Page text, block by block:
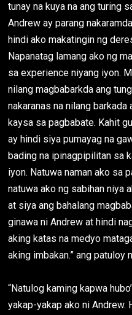
tunay na kuya na ang turing
Andrew ay parang
hindi ako makatingin ng
Napanatag lamang ako ng
sa experience niyang iyon.
nilang magbabarkda ang
nakaranas na nilang
kaysa sa pagbabate. Kahit
ay hindi siya pumayag na
bading na ipinagpipilitan sa
iyon. Natuwa naman ako sa
natuwa ako ng sabihan niya
at siya ang bahalang
ginawa ni Andrew at hindi
aking katas na medyo
aking imbakan.” ang patuloy
“Natulog kaming kapwa
yakap-yakap ako ni Andrew.